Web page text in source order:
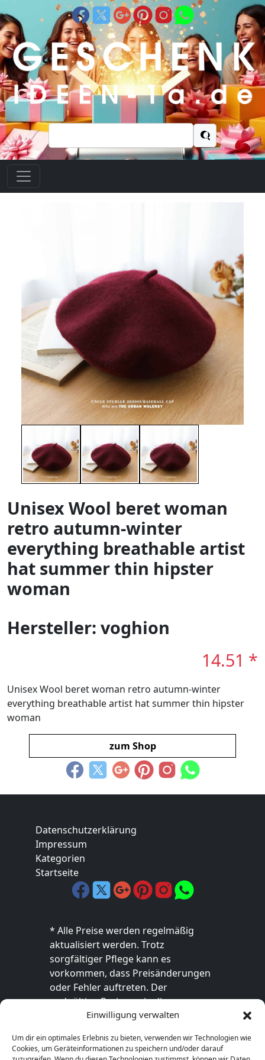
Einwilligung verwalten
Um dir ein optimales Erlebnis zu bieten, verwenden wir Technologien wie
Cookies, um Geräteinformationen zu speichern und/oder darauf
Suchen
nach:
Unisex Wool beret woman
retro autumn-winter
everything breathable artist
hat summer thin hipster
woman
Hersteller: voghion
14.51 *
Unisex Wool beret woman retro autumn-winter
everything breathable artist hat summer thin hipster
woman
zum Shop
Datenschutzerklärung
Impressum
Kategorien
Startseite
* Alle Preise werden regelmäßig
aktualisiert werden. Trotz
sorgfältiger Pflege kann es
vorkommen, dass Preisänderungen
oder Fehler auftreten. Der
endgültige Preis sowie die
Verfügbarkeit des Produkts sind
Shop des Anbieters verbindlich. Bitte